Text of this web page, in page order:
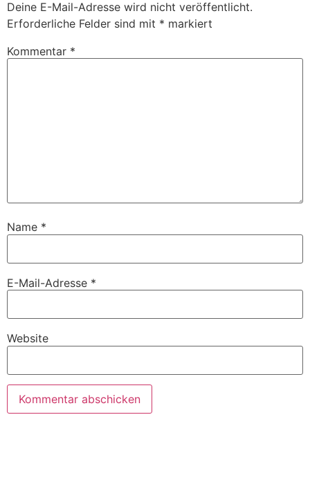
Deine E-Mail-Adresse wird nicht veröffentlicht.
Erforderliche Felder sind mit * markiert
Kommentar *
Name *
E-Mail-Adresse *
Website